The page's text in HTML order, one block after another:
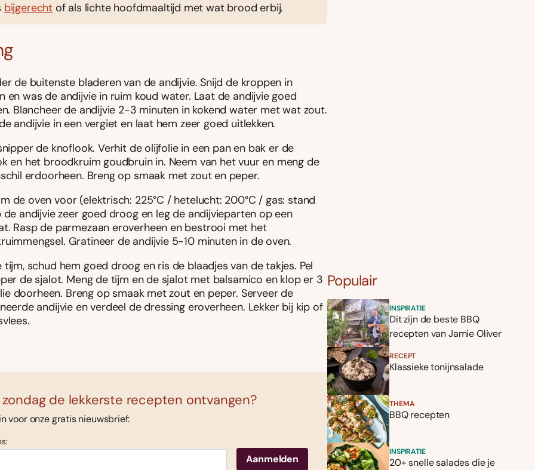
bijgerecht of als lichte hoofdmaaltijd met wat brood erbij.
de buitenste bladeren van de andijvie. Snijd de kroppen in
en was de andijvie in ruim koud water. Laat de andijvie goed
Blancheer de andijvie 2-3 minuten in kokend water met wat zout.
andijvie in een vergiet en laat hem zeer goed uitlekken.
de knoflook. Verhit de olijfolie in een pan en bak er de
en het broodkruim goudbruin in. Neem van het vuur en meng de
erdoorheen. Breng op smaak met zout en peper.
de oven voor (elektrisch: 225°C / hetelucht: 200°C / gas: stand
de andijvie zeer goed droog en leg de andijvieparten op een
Rasp de parmezaan eroverheen en bestrooi met het
Gratineer de andijvie 5-10 minuten in de oven.
tijm, schud hem goed droog en ris de blaadjes van de takjes. Pel
de sjalot. Meng de tijm en de sjalot met balsamico en klop er 3
doorheen. Breng op smaak met zout en peper. Serveer de
andijvie en verdeel de dressing eroverheen. Lekker bij kip of
de lekkerste recepten ontvangen?
voor onze gratis nieuwsbrief:
Populair
INSPIRATIE
Dit zijn de beste BBQ
recepten van Jamie Oliver
RECEPT
Klassieke tonijnsalade
THEMA
BBQ recepten
INSPIRATIE
20+ snelle salades die je